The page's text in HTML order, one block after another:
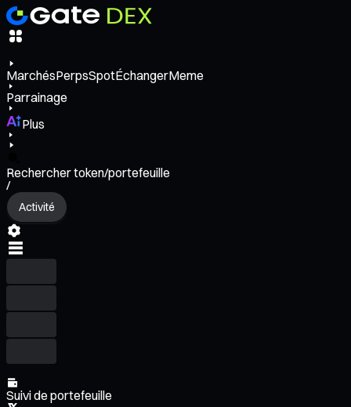
MarchésPerpsSpotÉchangerMeme
Parrainage
Plus
Rechercher token/portefeuille
/
Activité
Suivi de portefeuille